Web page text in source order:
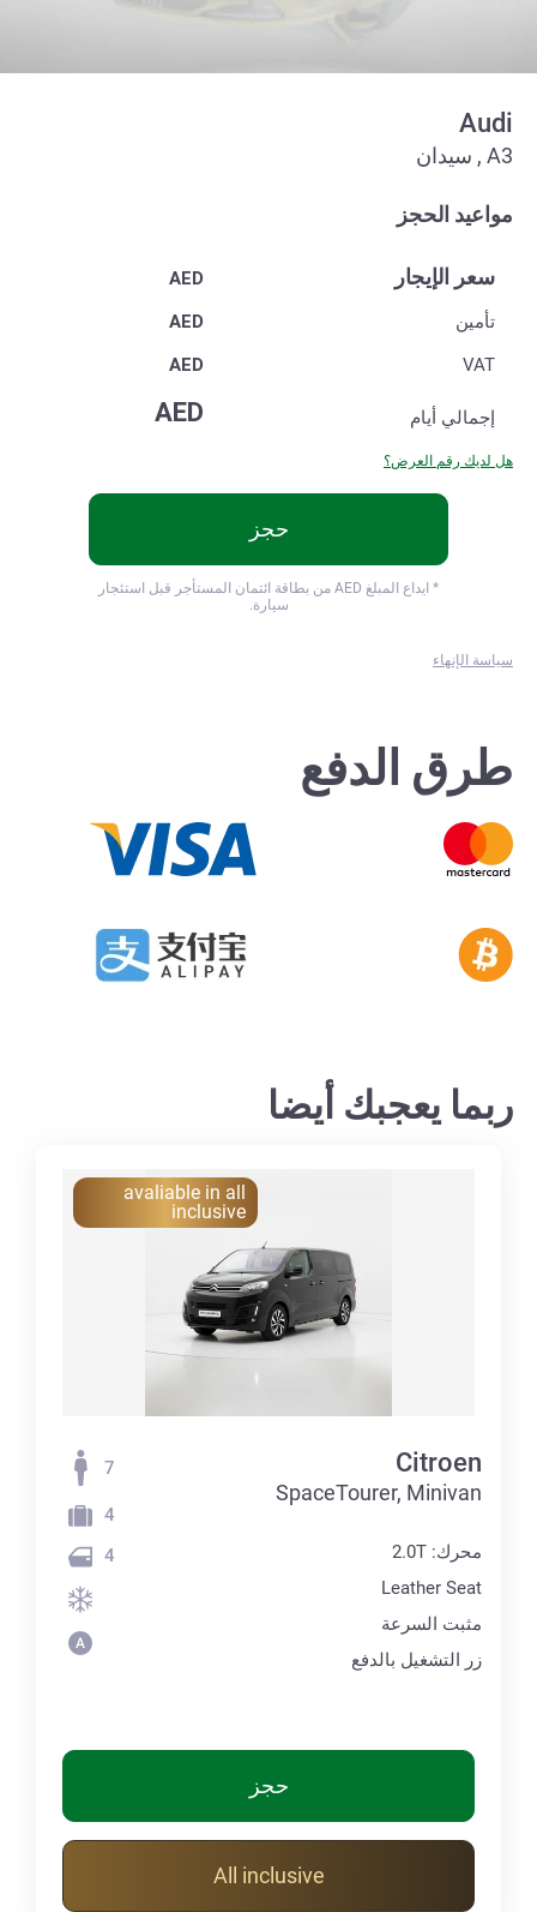
Audi
A3 , سيدان
مواعيد الحجز
سعر الإيجار
AED
تأمين
AED
VAT
AED
إجمالي أيام AED
هل لديك رقم العرض؟
سياسة الإنهاء
حجز
* ايداع المبلغ
AED من بطاقة ائتمان المستأجر قبل استئجار
سيارة.
طرق الدفع
ربما يعجبك أيضا
avaliable in all
inclusive
Citroen
SpaceTourer, Minivan
محرك: 2.0T
Leather Seat
مثبت السرعة
زر التشغيل بالدفع
7
4
4
حجز
All inclusive